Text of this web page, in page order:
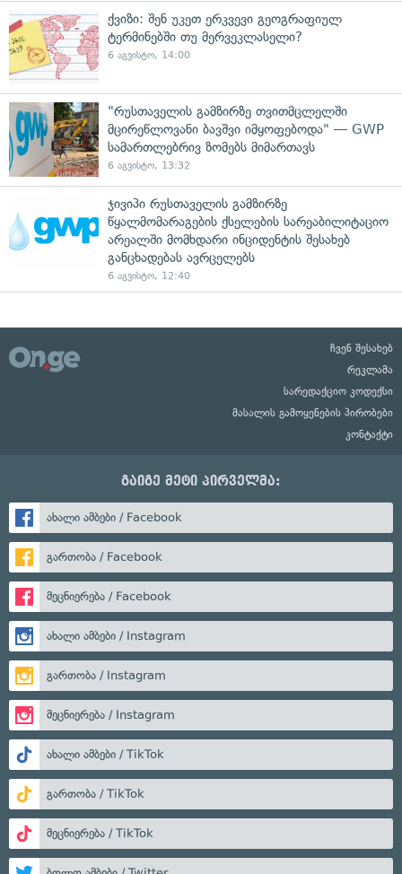
ქვიზი: შენ უკეთ ერკვევი გეოგრაფიულ
ტერმინებში თუ მერვეკლასელი?
6 აგვისტო, 14:00
"რუსთაველის გამზირზე თვითმცლელში
მცირეწლოვანი ბავშვი იმყოფებოდა" — GWP
სამართლებრივ ზომებს მიმართავს
6 აგვისტო, 13:32
ჯივიპი რუსთაველის გამზირზე
წყალმომარაგების ქსელების სარეაბილიტაციო
არეალში მომხდარი ინციდენტის შესახებ
განცხადებას ავრცელებს
6 აგვისტო, 12:40
ჩვენ შესახებ
რეკლამა
სარედაქციო კოდექსი
მასალის გამოყენების პირობები
კონტაქტი
გაიგე მეტი პირველმა:
ახალი ამბები / Facebook
გართობა / Facebook
მეცნიერება / Facebook
ახალი ამბები / Instagram
გართობა / Instagram
მეცნიერება / Instagram
ახალი ამბები / TikTok
გართობა / TikTok
მეცნიერება / TikTok